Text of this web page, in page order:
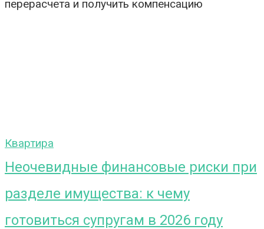
перерасчета и получить компенсацию
Квартира
Неочевидные финансовые риски при
разделе имущества: к чему
готовиться супругам в 2026 году